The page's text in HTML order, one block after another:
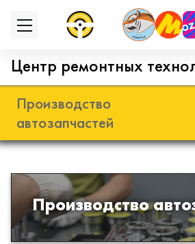
Центр ремонтных
Производство
автозапчастей
Производство
Разработка и
из эластомеров